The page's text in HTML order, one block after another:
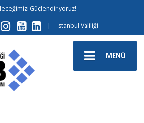
Güçlendiriyoruz!
|
İstanbul Valiliği
MENÜ